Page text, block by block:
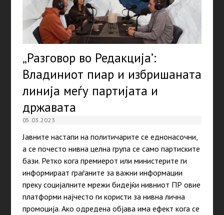
„Разговор во Редакција’:
Владиниот пиар и избришаната
линија меѓу партијата и
државата
05.03.2023
Јавните настапи на политичарите се еднонасочни,
а се почесто нивна целна група се само партиските
бази. Ретко кога премиерот или министерите ги
информираат граѓаните за важни информации
преку социјалните мрежи бидејќи нивниот ПР овие
платформи најчесто ги користи за нивна лична
промоција. Ако одредена објава има ефект кога се